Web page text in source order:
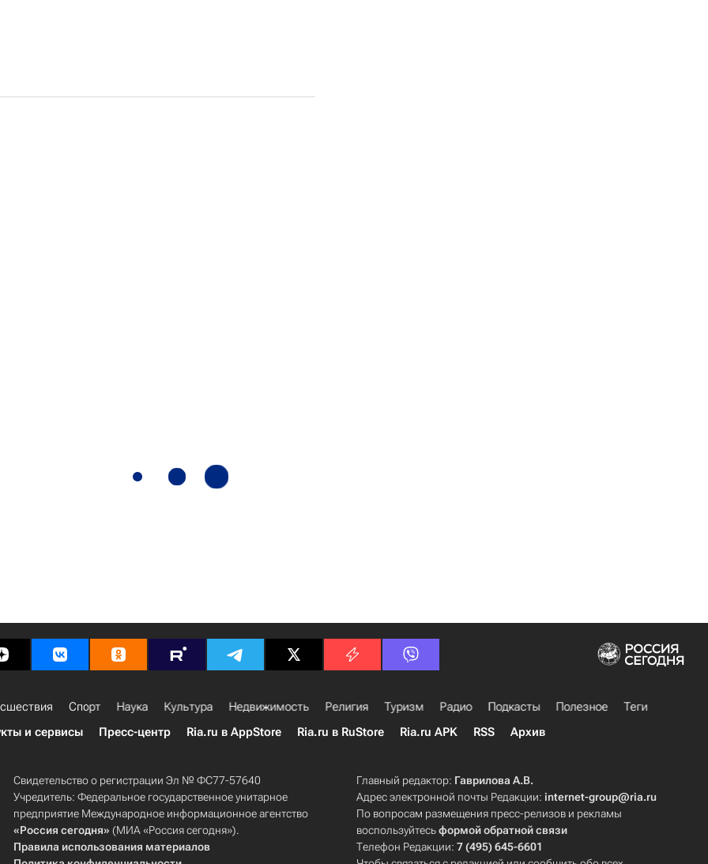
Спорт Наука Культура Недвижимость Религия Туризм Радио Подкасты Полезное
Теги
и сервисы Пресс-центр Ria.ru в AppStore Ria.ru в RuStore Ria.ru APK RSS Архив
Свидетельство о регистрации Эл № ФС77-57640
Учредитель: Федеральное государственное унитарное
предприятие Международное информационное агентство
«Россия сегодня» (МИА «Россия сегодня»).
Правила использования материалов
Главный редактор: Гаврилова А.В.
Адрес электронной почты Редакции:internet-group@ria.ru
По вопросам размещения пресс-релизов и рекламы
воспользуйтесьформой обратной связи
Телефон Редакции:7 (495) 645-6601